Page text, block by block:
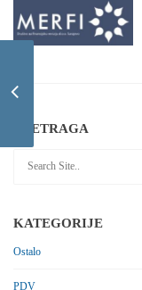
PRETRAGA
KATEGORIJE
Ostalo
PDV
prihode